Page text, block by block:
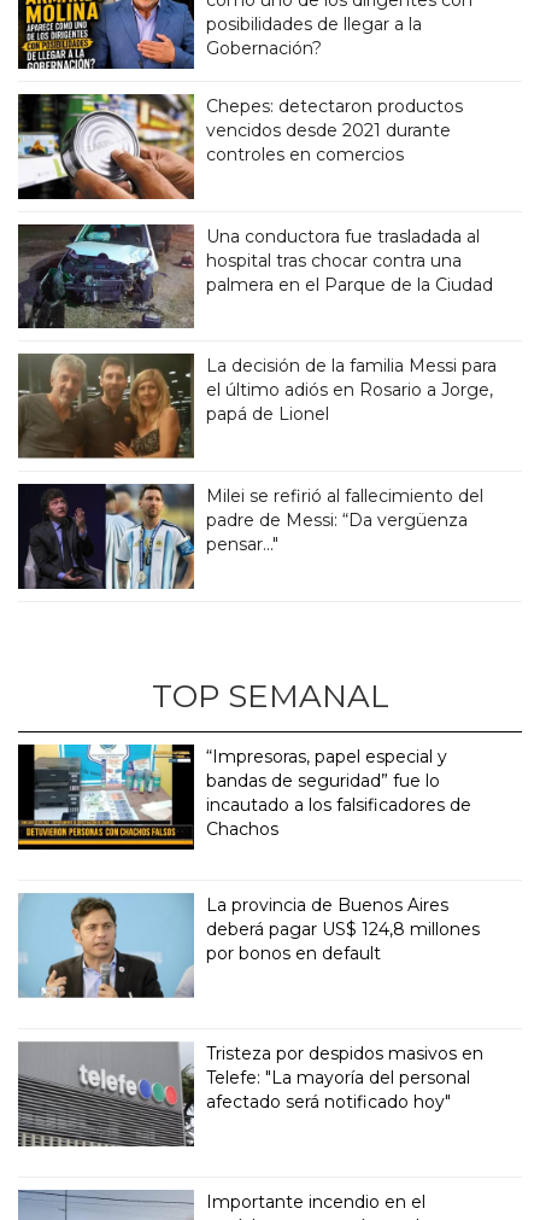
posibilidades de llegar a la
Gobernación?
Chepes: detectaron productos
vencidos desde 2021 durante
controles en comercios
Una conductora fue trasladada al
hospital tras chocar contra una
palmera en el Parque de la Ciudad
La decisión de la familia Messi para
el último adiós en Rosario a Jorge,
papá de Lionel
Milei se refirió al fallecimiento del
padre de Messi: “Da vergüenza
pensar..."
TOP SEMANAL
“Impresoras, papel especial y
bandas de seguridad” fue lo
incautado a los falsificadores de
Chachos
La provincia de Buenos Aires
deberá pagar US$ 124,8 millones
por bonos en default
Tristeza por despidos masivos en
Telefe: "La mayoría del personal
afectado será notificado hoy"
Importante incendio en el